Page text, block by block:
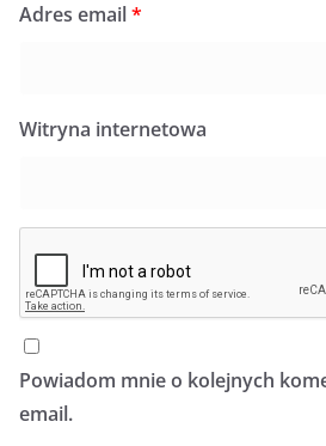
Adres email*
Witryna internetowa
Powiadom mnie o kolejnych
email.